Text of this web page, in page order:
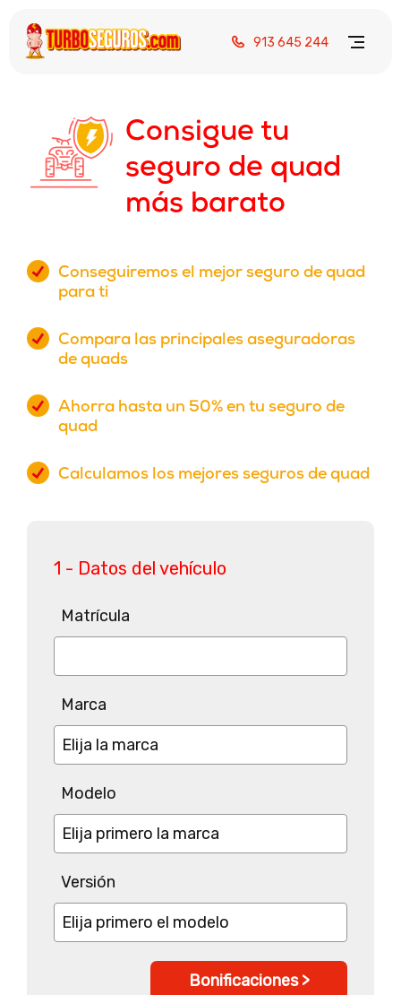
913 645 244
Consigue tu
seguro de quad
más barato
Conseguiremos el mejor seguro de quad
para ti
Compara las principales aseguradoras
de quads
Ahorra hasta un 50% en tu seguro de
quad
Calculamos los mejores seguros de quad
1 - Datos del vehículo
Matrícula
Marca
Modelo
Versión
Bonificaciones >